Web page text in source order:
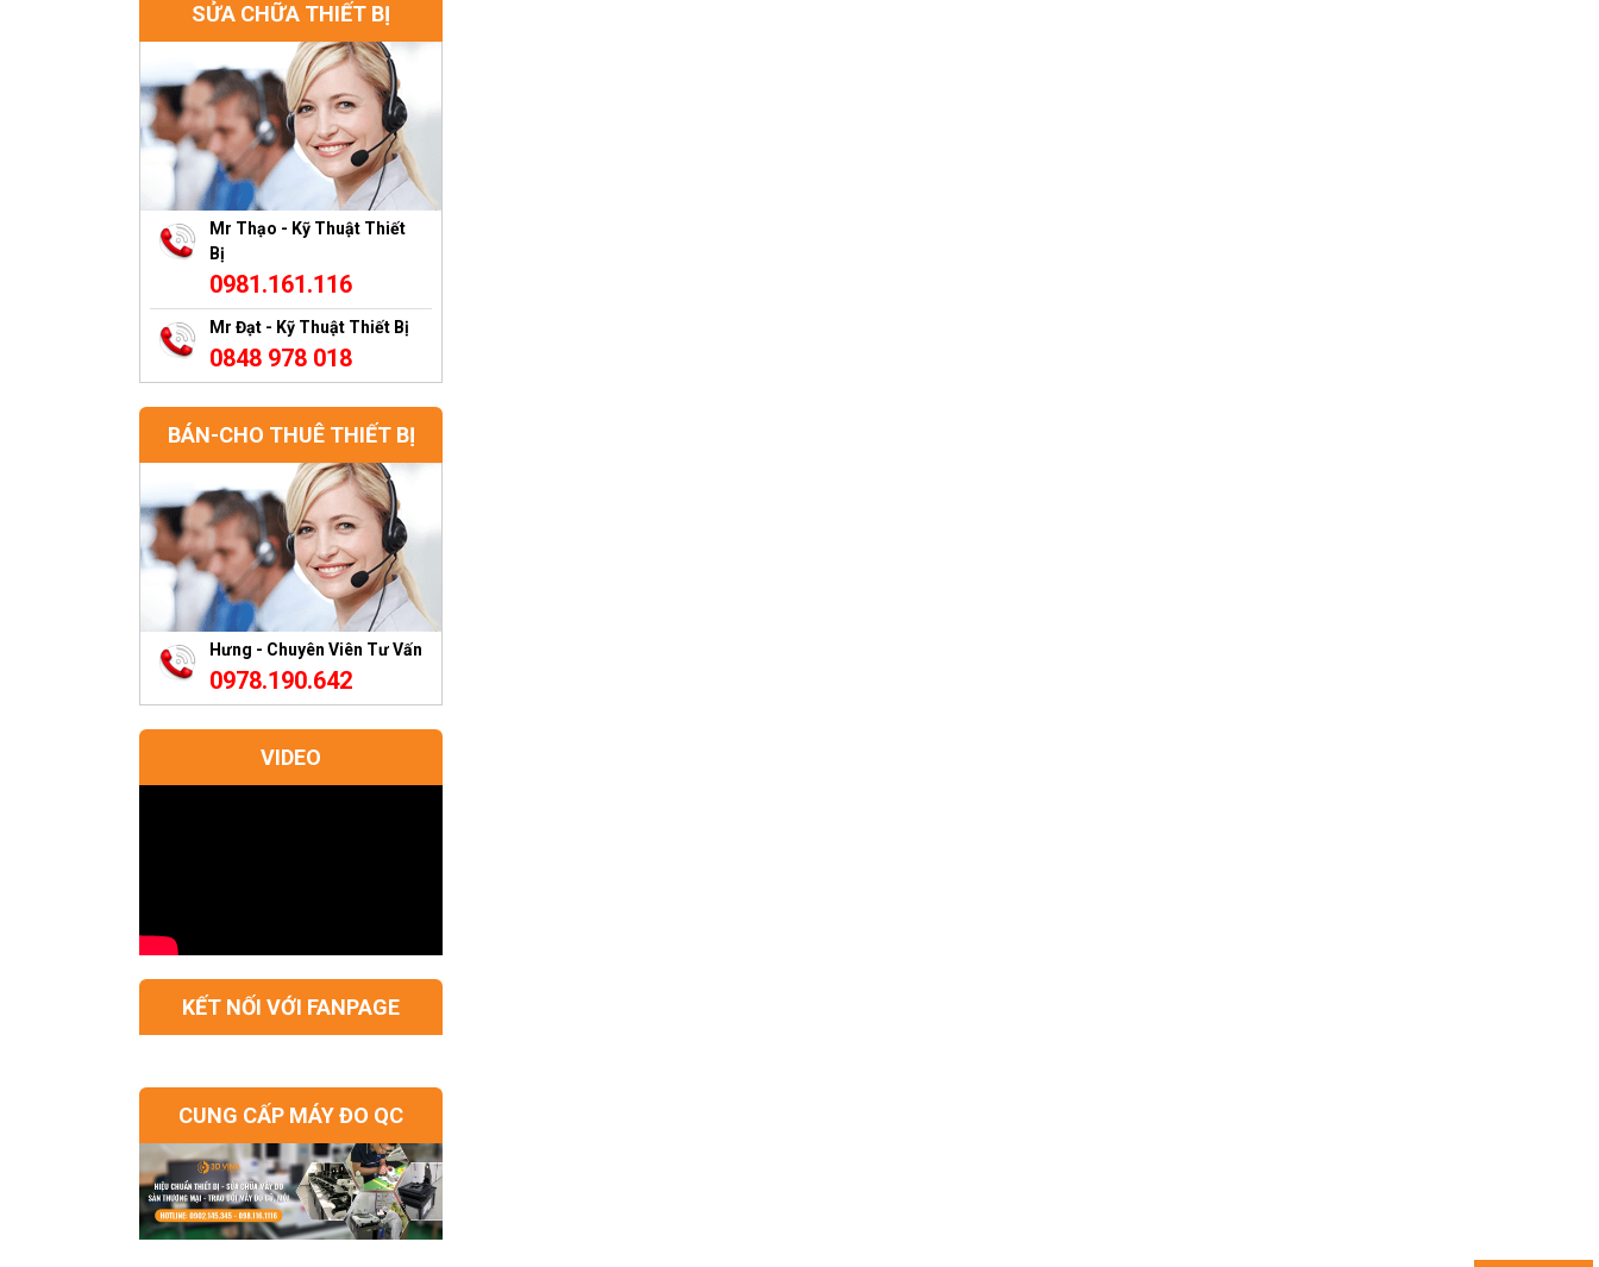
SỬA CHỮA THIẾT BỊ
Mr Thạo - Kỹ Thuật Thiết
Bị
0981.161.116
Mr Đạt - Kỹ Thuật Thiết Bị
0848 978 018
BÁN-CHO THUÊ THIẾT BỊ
Hưng - Chuyên Viên Tư Vấn
0978.190.642
VIDEO
KẾT NỐI VỚI FANPAGE
CUNG CẤP MÁY ĐO QC